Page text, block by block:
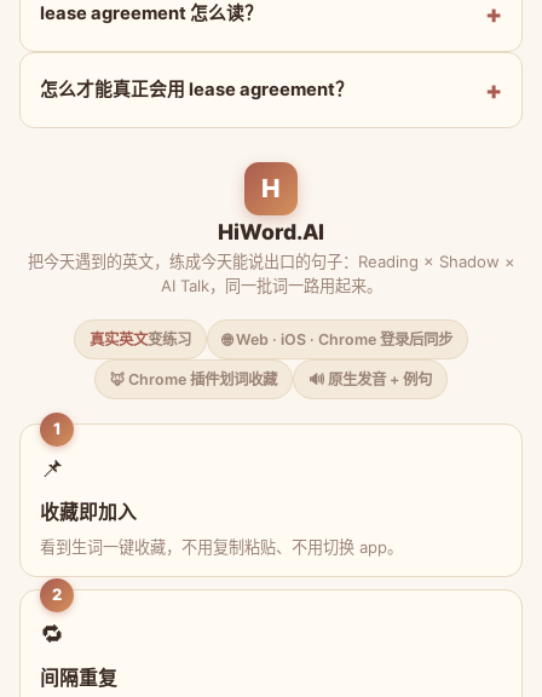
lease agreement 怎么读？
怎么才能真正会用 lease agreement？
H
HiWord.AI
把今天遇到的英文，练成今天能说出口的句子：Reading × Shadow ×
AI Talk，同一批词一路用起来。
真实英文变练习 🌐 Web · iOS · Chrome 登录后同步
🦊 Chrome 插件划词收藏 🔊 原生发音 + 例句
1
📌
收藏即加入
看到生词一键收藏，不用复制粘贴、不用切换 app。
2
🔁
间隔重复